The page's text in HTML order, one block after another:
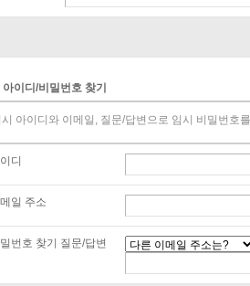
아이디/비밀번호 찾기
시 아이디와 이메일, 질문/답변으로 임시 비밀번호
디
일 주소
번호 찾기 질문/답변